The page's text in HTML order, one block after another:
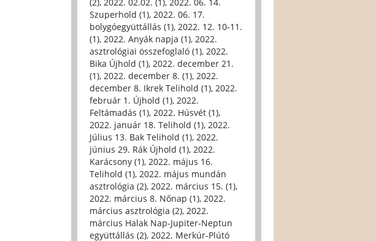
Szuperhold (1), 2022. 06. 17.
bolygóegyüttállás (1), 2022. 12. 10-11.
(1), 2022. Anyák napja (1), 2022.
asztrológiai összefoglaló (1), 2022.
Bika Újhold (1), 2022. december 21.
(1), 2022. december 8. (1), 2022.
december 8. Ikrek Telihold (1), 2022.
február 1. Újhold (1), 2022.
Feltámadás (1), 2022. Húsvét (1),
2022. január 18. Telihold (1), 2022.
Július 13. Bak Telihold (1), 2022.
június 29. Rák Újhold (1), 2022.
Karácsony (1), 2022. május 16.
Telihold (1), 2022. május mundán
asztrológia (2), 2022. március 15. (1),
2022. március 8. Nőnap (1), 2022.
március asztrológia (2), 2022.
március Halak Nap-Jupiter-Neptun
együttállás (2), 2022. Merkúr-Plútó